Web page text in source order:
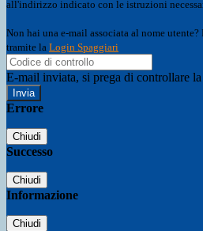
all'indirizzo indicato con le istruzioni
Non hai una e-mail associata al nome
tramite la Login Spaggiari
E-mail inviata, si prega di controllare
Errore
Chiudi
Successo
Chiudi
Informazione
Chiudi